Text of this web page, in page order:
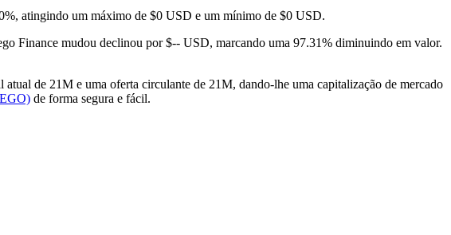
atingindo um máximo de $0 USD e um mínimo de $0 USD.
Finance mudou declinou por $-- USD, marcando uma 97.31% diminuindo em valor.
de 21M e uma oferta circulante de 21M, dando-lhe uma capitalização de mercado
de forma segura e fácil.